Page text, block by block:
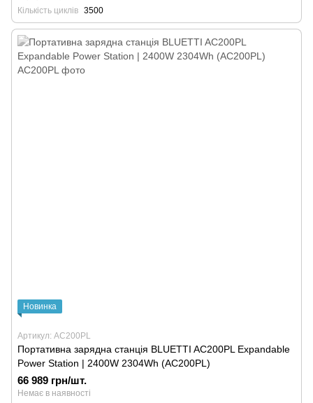
Кількість циклів 3500
Новинка
Артикул: AC200PL
Портативна зарядна станція BLUETTI AC200PL Expandable
Power Station | 2400W 2304Wh (AC200PL)
66 989 грн/шт.
Немає в наявності